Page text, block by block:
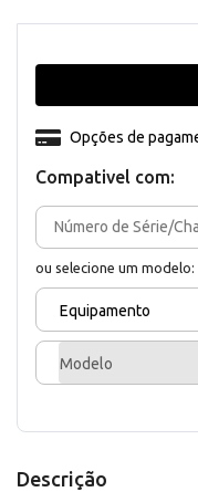
Compativel com:
ou selecione um modelo:
Equipamento
Modelo
Opções de
Descrição